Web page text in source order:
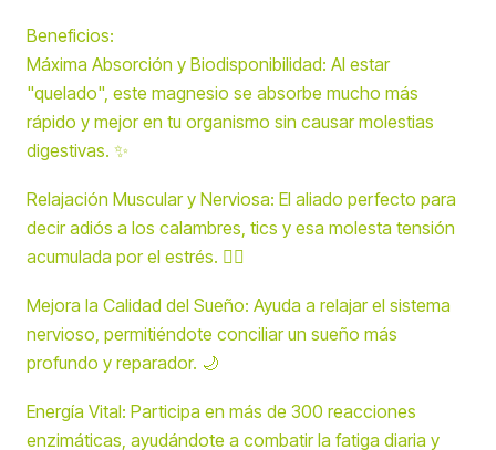
Beneficios:
Máxima Absorción y Biodisponibilidad: Al estar
"quelado", este magnesio se absorbe mucho más
rápido y mejor en tu organismo sin causar molestias
digestivas. ✨
Relajación Muscular y Nerviosa: El aliado perfecto para
decir adiós a los calambres, tics y esa molesta tensión
acumulada por el estrés. 🧘‍♂️
Mejora la Calidad del Sueño: Ayuda a relajar el sistema
nervioso, permitiéndote conciliar un sueño más
profundo y reparador. 🌙
Energía Vital: Participa en más de 300 reacciones
enzimáticas, ayudándote a combatir la fatiga diaria y